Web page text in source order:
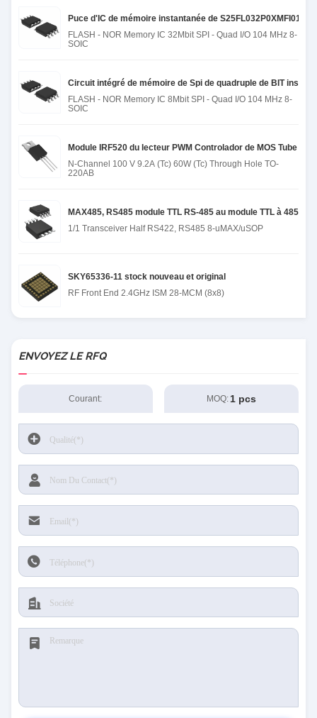
Puce d'IC de mémoire instantanée de S25FL032P0XMFI010
FLASH - NOR Memory IC 32Mbit SPI - Quad I/O 104 MHz 8-
SOIC
Circuit intégré de mémoire de Spi de quadruple de BIT
FLASH - NOR Memory IC 8Mbit SPI - Quad I/O 104 MHz 8-
SOIC
Module IRF520 du lecteur PWM Controlador de MOS Tube
N-Channel 100 V 9.2A (Tc) 60W (Tc) Through Hole TO-
220AB
MAX485, RS485 module TTL RS-485 au module TTL à 485
1/1 Transceiver Half RS422, RS485 8-uMAX/uSOP
SKY65336-11 stock nouveau et original
RF Front End 2.4GHz ISM 28-MCM (8x8)
ENVOYEZ LE RFQ
Courant: MOQ: 1 pcs